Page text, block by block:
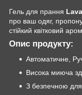
Гель для прання
про ваш одяг,
стійкий квітковий
Опис продукту:
Автоматичне,
Висока миюча
З безпечною